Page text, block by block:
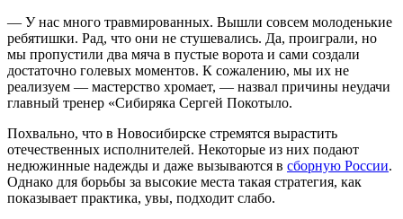
— У нас много травмированных. Вышли совсем молоденькие
ребятишки. Рад, что они не стушевались. Да, проиграли, но
мы пропустили два мяча в пустые ворота и сами создали
достаточно голевых моментов. К сожалению, мы их не
реализуем — мастерство хромает, — назвал причины неудачи
главный тренер «Сибиряка Сергей Покотыло.
Похвально, что в Новосибирске стремятся вырастить
отечественных исполнителей. Некоторые из них подают
недюжинные надежды и даже вызываются в сборную России.
Однако для борьбы за высокие места такая стратегия, как
показывает практика, увы, подходит слабо.